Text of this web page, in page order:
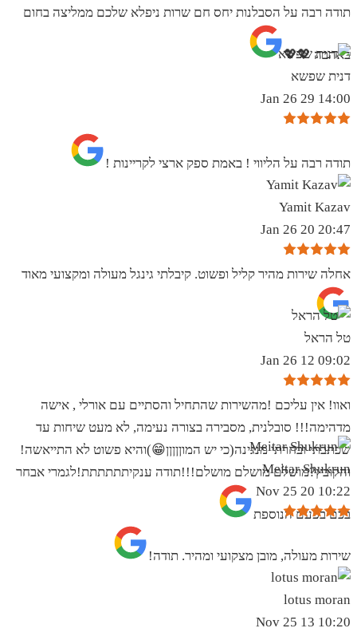
תודה רבה על הסבלנות יחס חם שרות ניפלא שלכם ממליצה בחום
באהבה 💖💖
דנית שפשא
14:00 29 Jan 26
תודה רבה על הליווי ! באמת ספק ארצי לקריינות !
Yamit Kazav
20:47 20 Jan 26
אחלה שירות מהיר קליל ופשוט. קיבלתי גינגל מעולה ומקצועי מאוד
טל הראל
09:02 12 Jan 26
ואוו! אין עליכם !מהשירות שהתחיל והסתיים עם אורלי , אישה
מדהימה!!! סובלנית, מסבירה בצורה נעימה, לא מעט שיחות עד
שכתבתי ובחרתי מנגינה(כי יש המוןןןןן😁)והיא פשוט לא התייאשה!
והקובץ?מושלם מושלם מושלם!!!תודה ענקיתתתתתת!לגמרי אבחר
בכם בפעם הנוספת
Meitar Shukrun
10:22 20 Nov 25
שירות מעולה, מובן מצקועי ומהיר. תודה!
lotus moran
10:20 13 Nov 25